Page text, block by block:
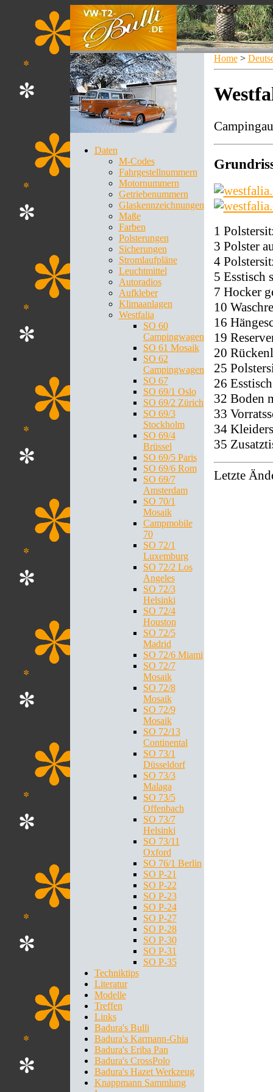
Daten
M-Codes
Fahrgestellnummern
Motornummern
Getriebenummern
Glaskennzeichnungen
Maße
Farben
Polsterungen
Sicherungen
Stromlaufpläne
Leuchtmittel
Autoradios
Aufkleber
Klimaanlagen
Westfalia
SO 60
Campingwagen
SO 61 Mosaik
SO 62
Campingwagen
SO 67
SO 69/1 Oslo
SO 69/2 Zürich
SO 69/3
Stockholm
SO 69/4
Brüssel
SO 69/5 Paris
SO 69/6 Rom
SO 69/7
Amsterdam
SO 70/1
Mosaik
Campmobile
70
SO 72/1
Luxemburg
SO 72/2 Los
Angeles
SO 72/3
Helsinki
SO 72/4
Houston
SO 72/5
Madrid
SO 72/6 Miami
SO 72/7
Mosaik
SO 72/8
Mosaik
SO 72/9
Mosaik
SO 72/13
Continental
SO 73/1
Düsseldorf
SO 73/3
Malaga
SO 73/5
Offenbach
SO 73/7
Helsinki
SO 73/11
Oxford
SO 76/1 Berlin
SO P-21
SO P-22
SO P-23
SO P-24
SO P-27
SO P-28
SO P-30
SO P-31
SO P-35
Techniktips
Literatur
Modelle
Treffen
Links
Badura's Bulli
Badura's Karmann-Ghia
Badura's Eriba Pan
Badura's CrossPolo
Badura's Hazet Werkzeug
Knappmann Sammlung
Home >
1
3 Polster
4
5 Esstisch
7 Hocker
10
16
19
20
25
26
32 Boden
33
34
35
Letzte